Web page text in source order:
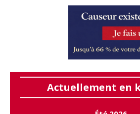
Actuellement en